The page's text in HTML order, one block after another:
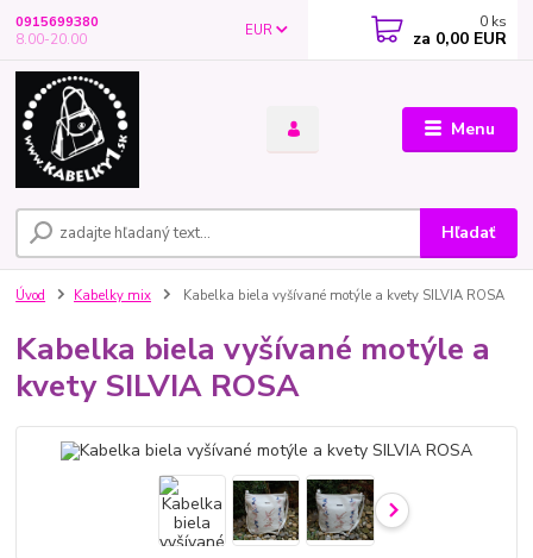
Menu
EUR
Hľadať
0915699380
8.00-20.00
0 ks
za 0,00 EUR
Úvod Kabelky mix Kabelka biela vyšívané motýle a kvety SILVIA ROSA
Kabelka biela vyšívané motýle a
kvety SILVIA ROSA